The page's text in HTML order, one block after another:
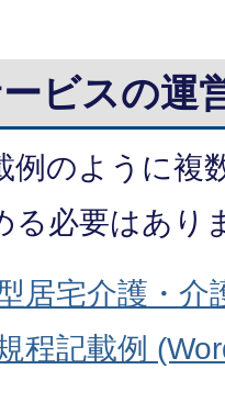
ビスの運
例のように複
る必要はあり
居宅介護・介
程記載例